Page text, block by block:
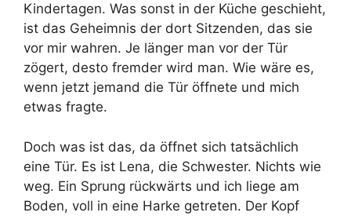
Kindertagen. Was sonst in der Küche geschieht,
ist das Geheimnis der dort Sitzenden, das sie
vor mir wahren. Je länger man vor der Tür
zögert, desto fremder wird man. Wie wäre es,
wenn jetzt jemand die Tür öffnete und mich
etwas fragte.
Doch was ist das, da öffnet sich tatsächlich
eine Tür. Es ist Lena, die Schwester. Nichts wie
weg. Ein Sprung rückwärts und ich liege am
Boden, voll in eine Harke getreten. Der Kopf